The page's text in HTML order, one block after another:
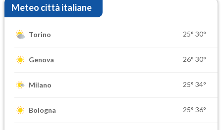
Meteo città italiane
Torino 25° 30°
Genova 26° 30°
Milano 25° 34°
Bologna 25° 36°